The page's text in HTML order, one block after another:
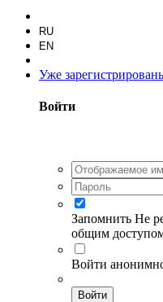
RU
EN
Уже
Войти
Запомнить Не
общим
Войти
Войти